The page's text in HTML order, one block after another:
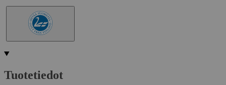
Tuotetiedot